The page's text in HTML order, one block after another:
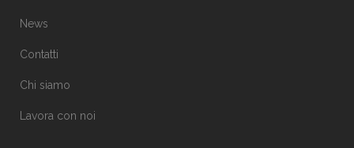
News
Contatti
Chi siamo
Lavora con noi